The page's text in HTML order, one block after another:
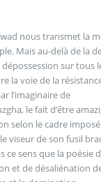
nous transmet la
Mais au-delà de la
sur tous
la voie de la
l’imaginaire de
le fait d’être amazigh
selon le cadre
et de désaliénation